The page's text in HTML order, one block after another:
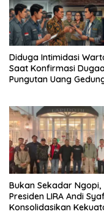
Diduga Intimidasi
Saat Konfirmasi
Pungutan Uang
Buka suara
Bukan Sekadar Ngopi,
Presiden LIRA Andi
Konsolidasikan